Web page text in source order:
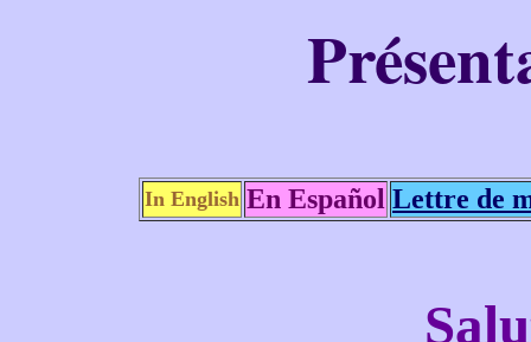
In English En Español Lettre de